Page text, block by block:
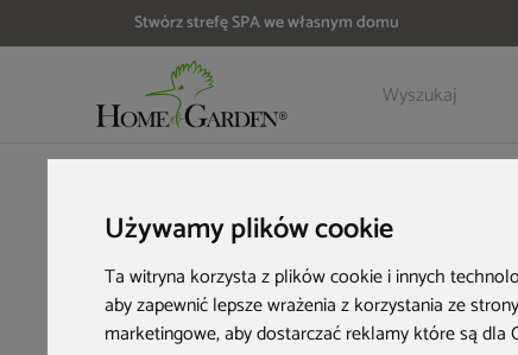
Używamy plików cookie
Ta witryna korzysta z plików cookie i innych
aby zapewnić lepsze wrażenia z korzystania ze
marketingowe,aby dostarczać reklamy które są dla
Stwórz strefę SPA we własnym domu
Szczegóły Opinie